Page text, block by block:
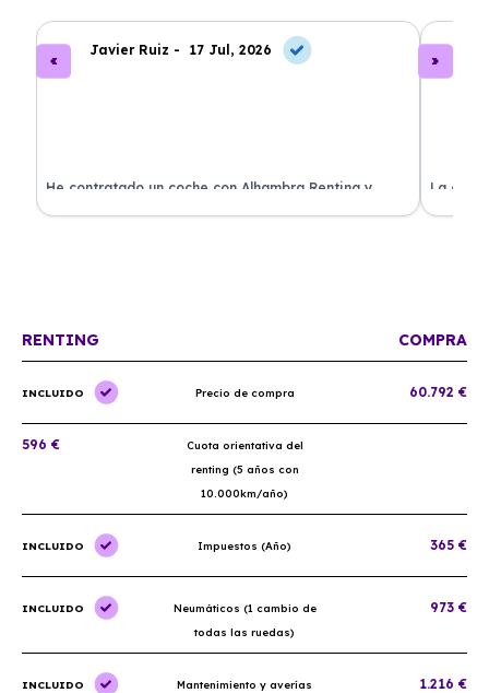
Javier Ruiz - 17 Jul, 2026
He contratado un coche con Alhambra Renting y
estoy impresionado. Todo ha sido transparente y sin
La
RENTING COMPRA
INCLUIDO Precio de compra 60.792 €
596 €
Cuota orientativa del
renting (5 años con
10.000km/año)
INCLUIDO Impuestos (Año) 365 €
INCLUIDO
Neumáticos (1 cambio de
todas las ruedas)
973 €
INCLUIDO
Mantenimiento y averías
1.216 €